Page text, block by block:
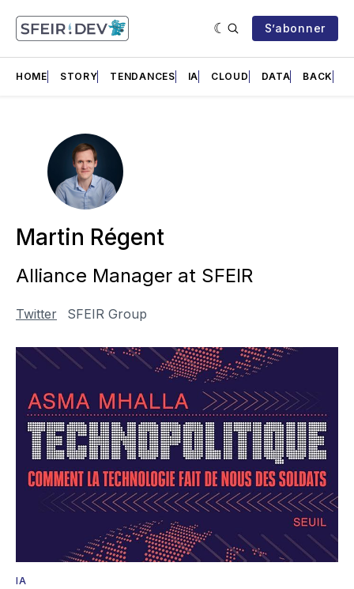
S’abonner
HOME STORY TENDANCES IA CLOUD DATA BACK
Martin Régent
Alliance Manager at SFEIR
Twitter SFEIR Group
IA